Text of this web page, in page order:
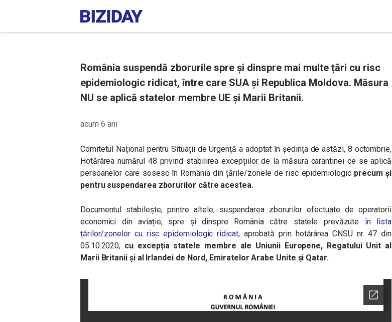
România suspendă zborurile spre și dinspre mai multe țări cu risc
epidemiologic ridicat, între care SUA și Republica Moldova. Măsura
NU se aplică statelor membre UE și Marii Britanii.
acum 6 ani
Comitetul Național pentru Situații de Urgență a adoptat în ședința de astăzi, 8 octombrie,
Hotărârea numărul 48 privind stabilirea excepțiilor de la măsura carantinei ce se aplică
persoanelor care sosesc în România din țările/zonele de risc epidemiologic precum și
pentru suspendarea zborurilor către acestea.
Documentul stabilește, printre altele, suspendarea zborurilor efectuate de operatorii
economici din aviație, spre și dinspre România către statele prevăzute în lista
țărilor/zonelor cu risc epidemiologic ridicat, aprobată prin hotărârea CNSU nr. 47 din
05.10.2020, cu excepția statele membre ale Uniunii Europene, Regatului Unit al
Marii Britanii și al Irlandei de Nord, Emiratelor Arabe Unite și Qatar.